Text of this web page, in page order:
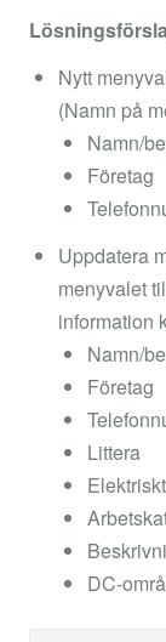
Nytt
(Namn på
Namn/
Företag
Uppdatera
menyvalet
information
Namn/
Företag
Littera
DC-